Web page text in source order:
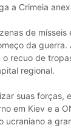
a Crimeia
de mísseis
da
recuo de
regional.
suas forças,
em Kiev e a
ucraniano a